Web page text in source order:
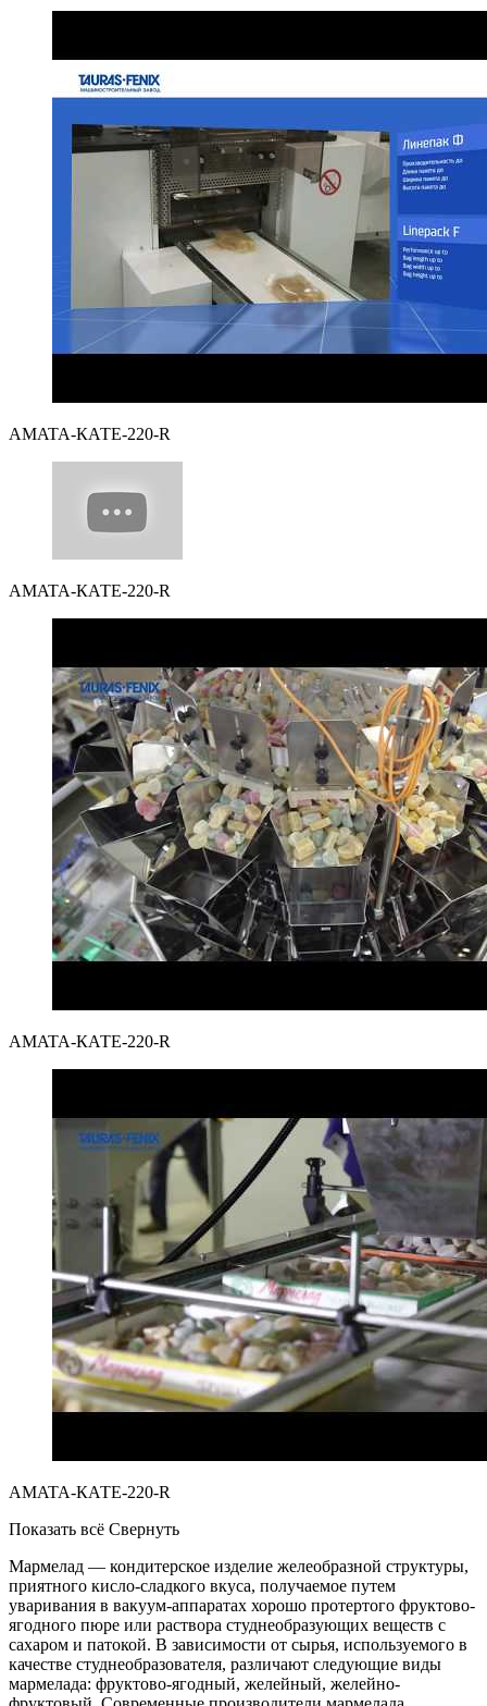
AMATA-КАТЕ-220-R
AMATA-КАТЕ-220-R
AMATA-КАТЕ-220-R
AMATA-КАТЕ-220-R
Показать всё Свернуть
Мармелад — кондитерское изделие желеобразной структуры,
приятного кисло-сладкого вкуса, получаемое путем
уваривания в вакуум-аппаратах хорошо протертого фруктово-
ягодного пюре или раствора студнеобразующих веществ с
сахаром и патокой. В зависимости от сырья, используемого в
качестве студнеобразователя, различают следующие виды
мармелада: фруктово-ягодный, желейный, желейно-